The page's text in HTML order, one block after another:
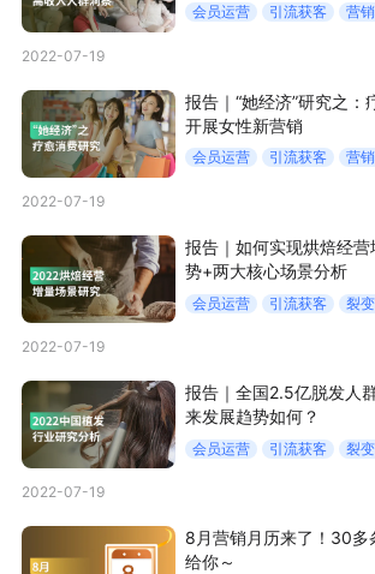
商家社区 社群交流
入驻有赞 认证代理商
有赞云 数据通服务
会员运营 引流获客 营
2022-07-19
报告｜“她经济”研究之：
开展女性新营销
会员运营 引流获客 营
2022-07-19
报告｜如何实现烘焙经
势+两大核心场景分析
会员运营 引流获客 裂
2022-07-19
报告｜全国2.5亿脱发人
来发展趋势如何？
会员运营 引流获客 裂
2022-07-19
8月营销月历来了！30多
给你～